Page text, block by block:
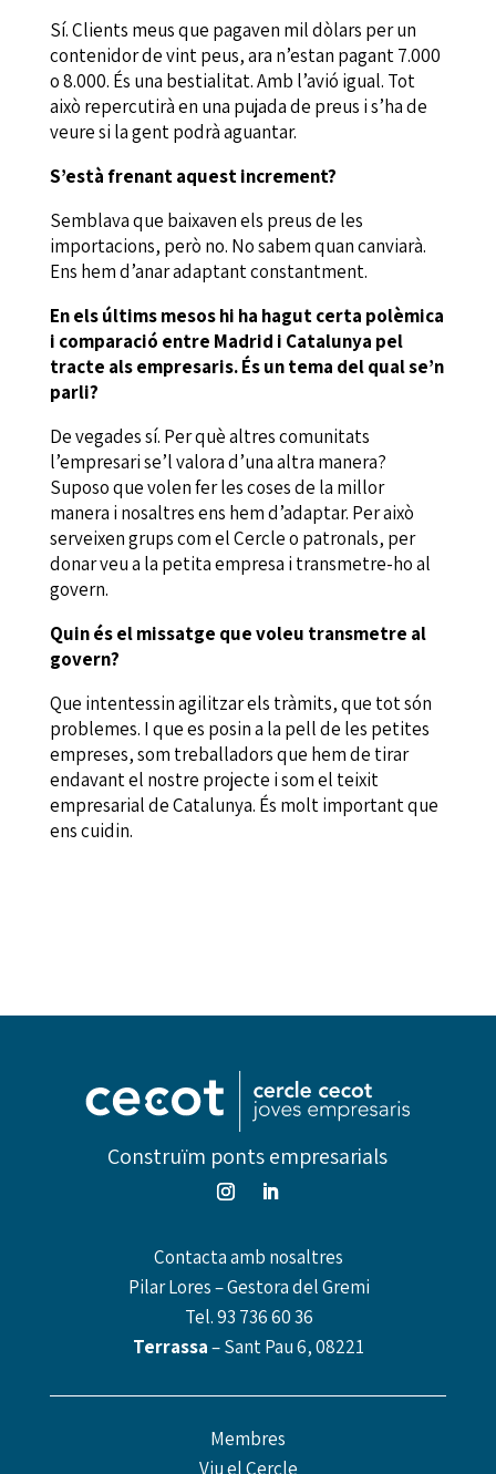
Sí. Clients meus que pagaven mil dòlars per un
contenidor de vint peus, ara n’estan pagant 7.000
o 8.000. És una bestialitat. Amb l’avió igual. Tot
això repercutirà en una pujada de preus i s’ha de
veure si la gent podrà aguantar.
S’està frenant aquest increment?
Semblava que baixaven els preus de les
importacions, però no. No sabem quan canviarà.
Ens hem d’anar adaptant constantment.
En els últims mesos hi ha hagut certa polèmica
i comparació entre Madrid i Catalunya pel
tracte als empresaris. És un tema del qual se’n
parli?
De vegades sí. Per què altres comunitats
l’empresari se’l valora d’una altra manera?
Suposo que volen fer les coses de la millor
manera i nosaltres ens hem d’adaptar. Per això
serveixen grups com el Cercle o patronals, per
donar veu a la petita empresa i transmetre-ho al
govern.
Quin és el missatge que voleu transmetre al
govern?
Que intentessin agilitzar els tràmits, que tot són
problemes. I que es posin a la pell de les petites
empreses, som treballadors que hem de tirar
endavant el nostre projecte i som el teixit
empresarial de Catalunya. És molt important que
ens cuidin.
Construïm ponts empresarials
Contacta amb nosaltres
Pilar Lores – Gestora del Gremi
Tel.93 736 60 36
Terrassa– Sant Pau 6, 08221
Membres
Viu el Cercle